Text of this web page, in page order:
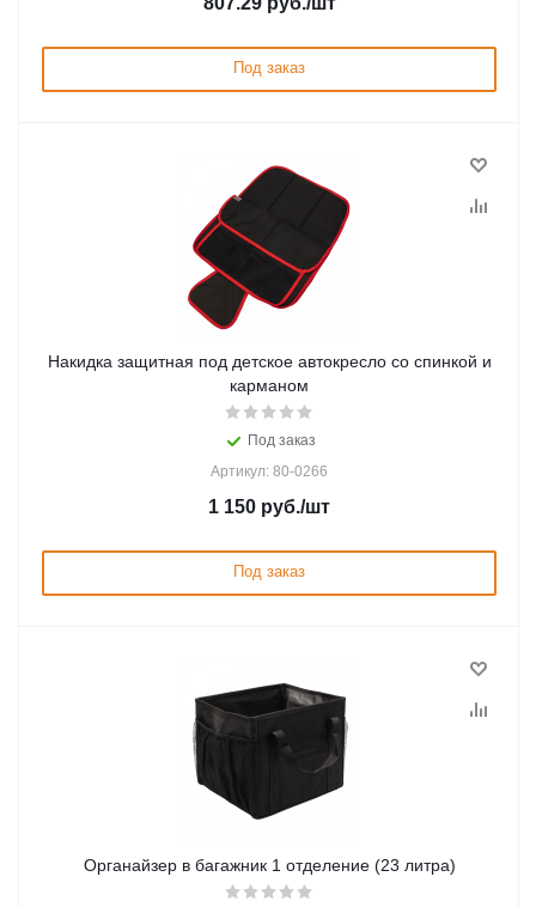
Под заказ
Накидка защитная под детское автокресло со спинкой и
карманом
Под заказ
Артикул: 80-0266
1 150 руб./шт
Под заказ
Органайзер в багажник 1 отделение (23 литра)